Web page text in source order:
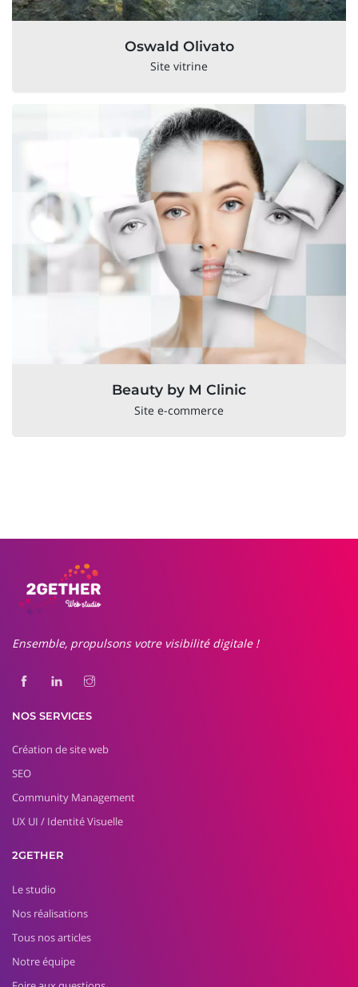
Oswald Olivato
Site vitrine
Beauty by M Clinic
Site e-commerce
Ensemble, propulsons votre visibilité digitale !
NOS SERVICES
Création de site web
SEO
Community Management
UX UI / Identité Visuelle
2GETHER
Le studio
Nos réalisations
Tous nos articles
Notre équipe